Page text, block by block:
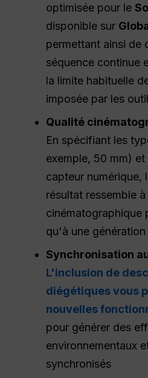
optimisée pour le
disponible sur
permettant ainsi de
séquence continue
la limite habituelle
imposée par les
Qualité
En spécifiant les
exemple, 50 mm)
capteur numérique,
résultat ressemble
cinématographique
qu'à une
Synchronisation
L'inclusion de
diégétiques vous
nouvelles
pour générer des
environnementaux
synchronisés